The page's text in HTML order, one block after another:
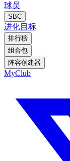
球员
SBC
进化目标
排行榜
组合包
阵容创建器
MyClub